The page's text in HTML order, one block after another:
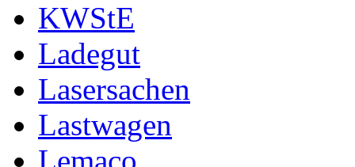
KWStE
Ladegut
Lasersachen
Lastwagen